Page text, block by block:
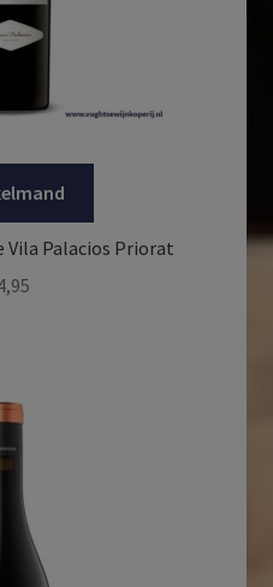
Vila Palacios Priorat